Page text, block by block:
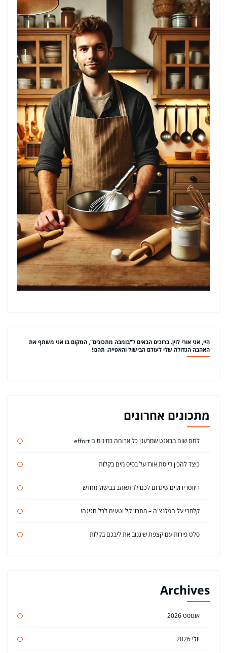
היי, אני אורי לוין. ברוכים הבאים ל"בומבה מתכונים", המקום בו אני משתף את
האהבה הגדולה שלי לעולם הבישול והאפייה. תהנו!
מתכונים אחרונים
לחם שום מבאגט שמרענן כל ארוחה במינימום effort
כיצד להכין דייסת אורז על בסיס מים בקלות
ריזוטו ירוקים שיגרום לכם להתאהב בבישול מחדש
קלמרי על הפלנצ'ה – מתכון קל וטעים לכל חגיגה!
סלט פירות עם קצפת שיגנוב את ליבכם בקלות
Archives
אוגוסט 2026
יולי 2026